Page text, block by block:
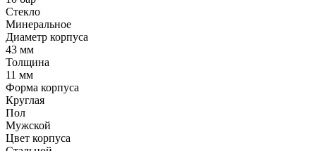
Стекло
Минеральное
Диаметр корпуса
43 мм
Толщина
11 мм
Форма корпуса
Круглая
Пол
Мужской
Цвет корпуса